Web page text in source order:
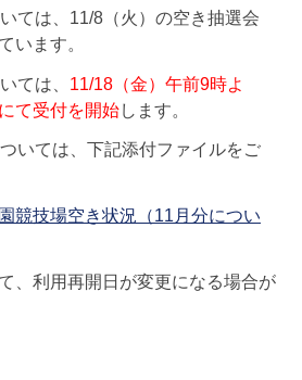
ては、11/8（火）の空き抽選会
います。
ては、 11/18（金）午前9時よ
て受付を開始します。
いては、下記添付ファイルをご
競技場空き状況（11月分につい
、利用再開日が変更になる場合が